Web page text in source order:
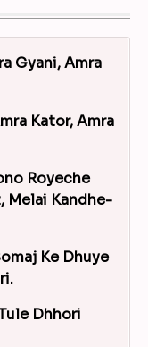
Gyani, Amra
Kator, Amra
Royeche
Melai Kandhe-
Ke Dhuye
Dhhori